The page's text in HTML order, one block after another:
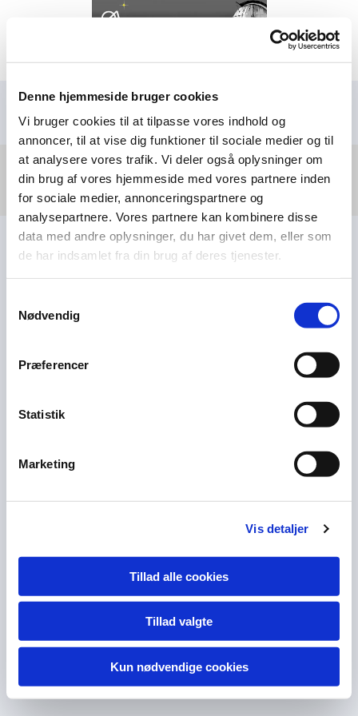
Denne hjemmeside bruger cookies
Vi bruger cookies til at tilpasse vores indhold og
annoncer, til at vise dig funktioner til sociale medier og til
at analysere vores trafik. Vi deler også oplysninger om
din brug af vores hjemmeside med vores partnere inden
for sociale medier, annonceringspartnere og
analysepartnere. Vores partnere kan kombinere disse
data med andre oplysninger, du har givet dem, eller som
de har indsamlet fra din brug af deres tjenester.
Nødvendig
Præferencer
Statistik
Marketing
Vis detaljer
Tillad alle cookies
Tillad valgte
Kun nødvendige cookies
Østjyske Amatørastronomer